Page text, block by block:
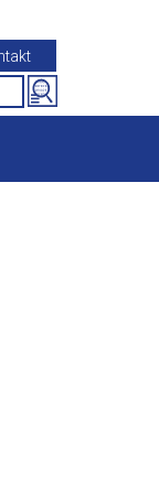
Search
for: